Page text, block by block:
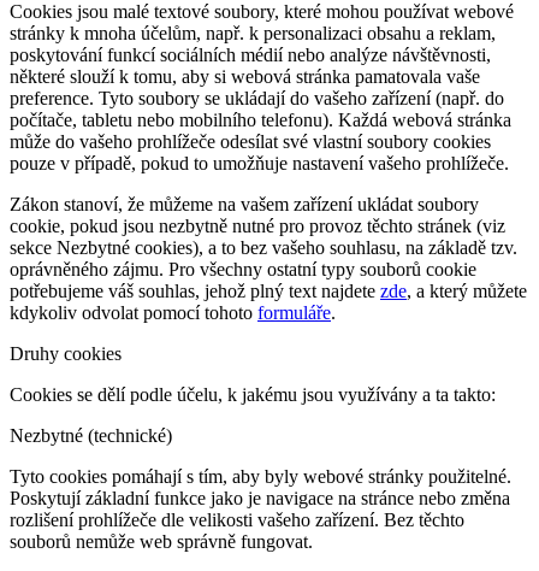
Cookies jsou malé textové soubory, které mohou používat webové
stránky k mnoha účelům, např. k personalizaci obsahu a reklam,
poskytování funkcí sociálních médií nebo analýze návštěvnosti,
některé slouží k tomu, aby si webová stránka pamatovala vaše
preference. Tyto soubory se ukládají do vašeho zařízení (např. do
počítače, tabletu nebo mobilního telefonu). Každá webová stránka
může do vašeho prohlížeče odesílat své vlastní soubory cookies
pouze v případě, pokud to umožňuje nastavení vašeho prohlížeče.
Zákon stanoví, že můžeme na vašem zařízení ukládat soubory
cookie, pokud jsou nezbytně nutné pro provoz těchto stránek (viz
sekce Nezbytné cookies), a to bez vašeho souhlasu, na základě tzv.
oprávněného zájmu. Pro všechny ostatní typy souborů cookie
potřebujeme váš souhlas, jehož plný text najdete zde, a který můžete
kdykoliv odvolat pomocí tohoto formuláře.
Druhy cookies
Cookies se dělí podle účelu, k jakému jsou využívány a ta takto:
Nezbytné (technické)
Tyto cookies pomáhají s tím, aby byly webové stránky použitelné.
Poskytují základní funkce jako je navigace na stránce nebo změna
rozlišení prohlížeče dle velikosti vašeho zařízení. Bez těchto
souborů nemůže web správně fungovat.